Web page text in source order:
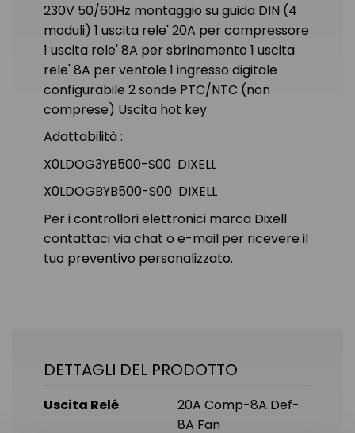
230V 50/60Hz montaggio su guida DIN (4
moduli) 1 uscita rele' 20A per compressore
1 uscita rele' 8A per sbrinamento 1 uscita
rele' 8A per ventole 1 ingresso digitale
configurabile 2 sonde PTC/NTC (non
comprese) Uscita hot key
Adattabilità :
X0LDOG3YB500-S00 DIXELL
X0LDOGBYB500-S00 DIXELL
Per i controllori elettronici marca Dixell
contattaci via chat o e-mail per ricevere il
tuo preventivo personalizzato.
DETTAGLI DEL PRODOTTO
Uscita Relé
20A Comp-8A Def-
8A Fan